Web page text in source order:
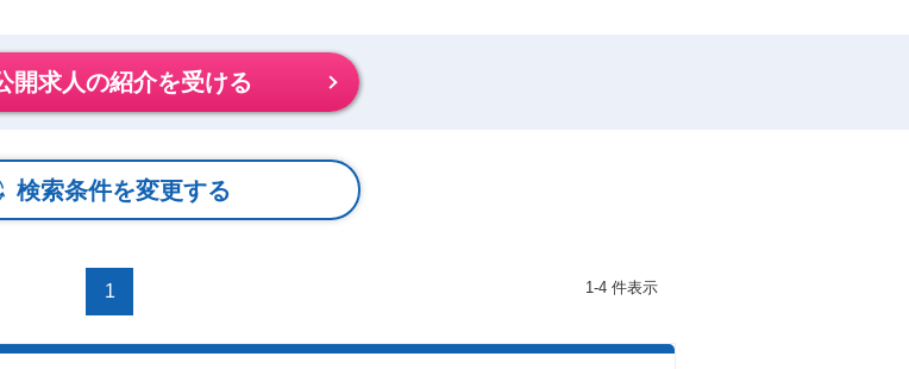
開求人の紹介を受ける
検索条件を変更する
1 1-4 件表示